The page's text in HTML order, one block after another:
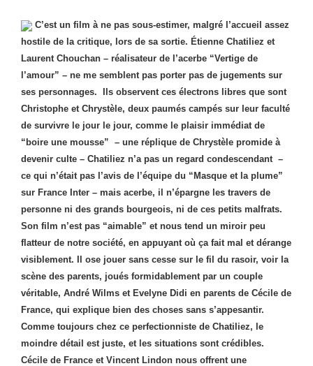
C’est un film à ne pas sous-estimer, malgré l’accueil assez
hostile de la critique, lors de sa sortie. Étienne Chatiliez et
Laurent Chouchan – réalisateur de l’acerbe “Vertige de
l’amour” – ne me semblent pas porter pas de jugements sur
ses personnages.
Ils observent ces électrons libres que sont
Christophe et Chrystèle, deux paumés campés sur leur faculté
de survivre le jour le jour, comme le plaisir immédiat de
“boire une mousse” – une réplique de Chrystèle promide à
devenir culte – Chatiliez n’a pas un regard condescendant –
ce qui n’était pas l’avis de l’équipe du “Masque et la plume”
sur France Inter – mais acerbe, il n’épargne les travers de
personne ni des grands bourgeois, ni de ces petits malfrats.
Son film n’est pas “aimable” et nous tend un miroir peu
flatteur de notre société, en appuyant où ça fait mal et dérange
visiblement. Il ose jouer sans cesse sur le fil du rasoir, voir la
scène des parents, joués formidablement par un couple
véritable, André Wilms et Evelyne Didi en parents de Cécile de
France, qui explique bien des choses sans s’appesantir.
Comme toujours chez ce perfectionniste de Chatiliez, le
moindre détail est juste, et les situations sont crédibles.
Cécile de France et Vincent Lindon nous offrent une